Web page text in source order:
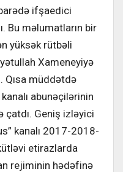
ifşaedici
Bu məlumatların bir
yüksək rütbəli
Xameneyiyə
Qısa müddətdə
abunəçilərinin
çatdı. Geniş izləyici
kanalı 2017-2018-
etirazlarda
rejiminin hədəfinə